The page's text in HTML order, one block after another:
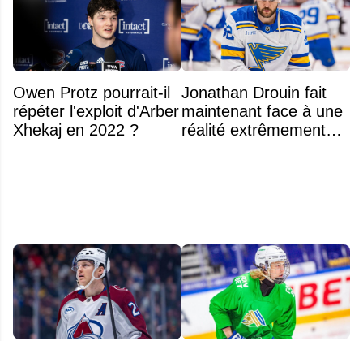
Owen Protz pourrait-il
répéter l'exploit d'Arber
Xhekaj en 2022 ?
Jonathan Drouin fait
maintenant face à une
réalité extrêmement